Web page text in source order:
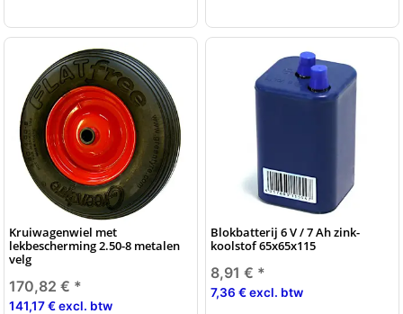
Kruiwagenwiel met
lekbescherming 2.50-8 metalen
velg
170,82 € *
141,17 € excl. btw
Blokbatterij 6 V / 7 Ah zink-
koolstof 65x65x115
8,91 € *
7,36 € excl. btw